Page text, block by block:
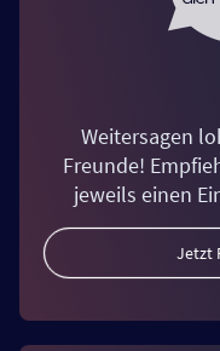
Weitersagen
Freunde!
jeweils einen
Jetzt